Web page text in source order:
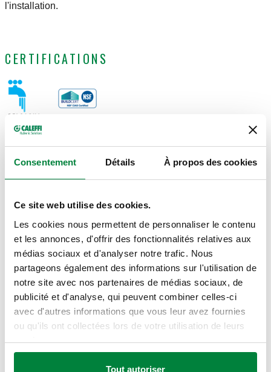
Consentement Détails À propos des cookies
Ce site web utilise des cookies.
Les cookies nous permettent de personnaliser le contenu
et les annonces, d'offrir des fonctionnalités relatives aux
médias sociaux et d'analyser notre trafic. Nous
partageons également des informations sur l'utilisation de
notre site avec nos partenaires de médias sociaux, de
publicité et d'analyse, qui peuvent combiner celles-ci
avec d'autres informations que vous leur avez fournies
ou qu'ils ont collectées lors de votre utilisation de leurs
services.
Tout autoriser
l'installation.
CERTIFICATIONS
SCHÉMAS ET SPÉCIFICATIONS
570912 0,5 l
Modèles 3D
Montrer Copier
CALEFFI, 570912, C1 INHIBITOR. Protège contre la
corrosion et les incrustations. Dosage: 0.5 litre de produit